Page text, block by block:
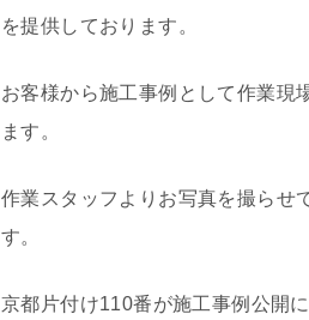
を提供しております。
お客様から施工事例として作業現
ます。
作業スタッフよりお写真を撮らせ
す。
京都片付け110番が施工事例公開